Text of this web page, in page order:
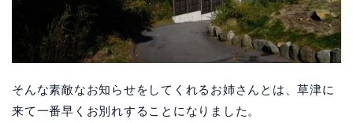
そんな素敵なお知らせをしてくれるお姉さんとは、草津に
来て一番早くお別れすることになりました。